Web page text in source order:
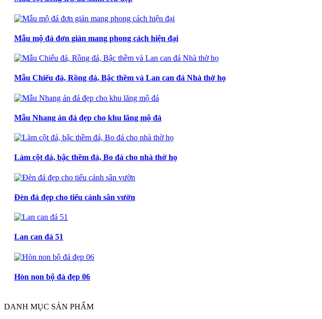
Mẫu mộ đá đơn giản mang phong cách hiện đại
Mẫu Chiếu đá, Rồng đá, Bậc thềm và Lan can đá Nhà thờ họ
Mẫu Nhang án đá đẹp cho khu lăng mộ đá
Làm cột đá, bậc thềm đá, Bo đá cho nhà thờ họ
Đèn đá đẹp cho tiểu cảnh sân vườn
Lan can đá 51
Hòn non bộ đá đẹp 06
DANH MỤC SẢN PHẨM